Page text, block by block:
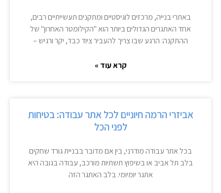
באתרי בנייה, מרכזים לוגיסטיים ומתקנים תעשייתיים רבים,
אחד האתגרים הגדולים ביותר הוא "הקילומטר האחרון" של
ההתקנה: הרגע שבו צריך להעביר ציוד כבד, יקר ורגיש –
קרא עוד »
אביזרי הרמה חיוניים לכל אתר עבודה: בטיחות
לפני הכל
בכל אתר עבודה מודרני, בין אם מדובר בבניית גורד שחקים
בלב תל אביב או בשיפוץ תשתיות מורכב, עבודה בגובה היא
אתגר יומיומי. בלב האתגר הזה